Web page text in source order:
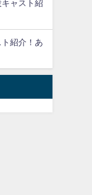
キャスト紹
ト紹介！あ